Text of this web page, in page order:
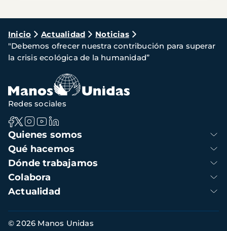
Ruta
de
navegación
Inicio Actualidad
Noticias
"Debemos ofrecer nuestra contribución para superar
la crisis ecológica de la humanidad”
Navegación
principal
Quienes somos
Qué hacemos
Dónde trabajamos
Colabora
Actualidad
Redes sociales
Información
© 2026 Manos Unidas